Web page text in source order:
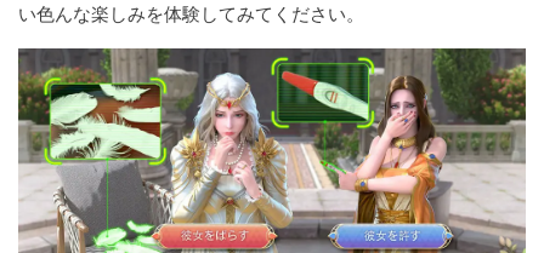
い色んな楽しみを体験してみてください。